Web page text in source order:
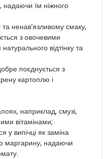
надаючи їм ніжного
та ненав’язливому смаку,
з овочевими
відтінку та
поєднується з
картоплю і
наприклад, смузі,
вітамінами;
у випічці як заміна
маргарину, надаючи